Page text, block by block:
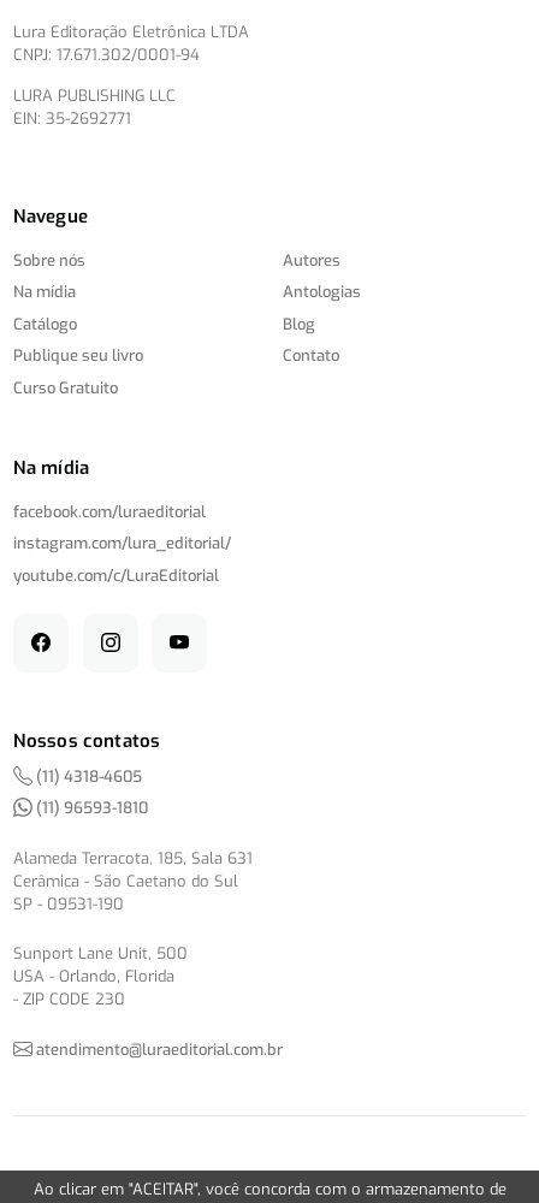
Lura Editoração Eletrônica LTDA
CNPJ: 17.671.302/0001-94
LURA PUBLISHING LLC
EIN: 35-2692771
Navegue
Sobre nós
Na mídia
Catálogo
Publique seu livro
Curso Gratuito
Autores
Antologias
Blog
Contato
Na mídia
facebook.com/luraeditorial
instagram.com/lura_editorial/
youtube.com/c/LuraEditorial
Nossos contatos
(11) 4318-4605
(11) 96593-1810
Alameda Terracota, 185, Sala 631
Cerâmica - São Caetano do Sul
SP - 09531-190
Sunport Lane Unit, 500
USA - Orlando, Florida
- ZIP CODE 230
atendimento@luraeditorial.com.br
© Copyright 2012-2026 -Política de Privacidade
Ao clicar em "ACEITAR", você concorda com o armazenamento de